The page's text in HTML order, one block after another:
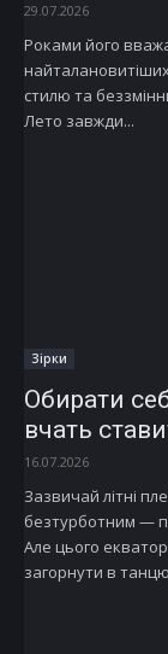
29.07.2026
Роками його
стилю та
Лето завжди...
Зірки
Обирати
вчать
16.07.2026
Зазвичай літні
безтурботним —
Але цього
загорнути в